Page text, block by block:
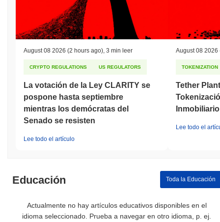
August 08 2026 (2 hours ago) 3 min leer
CRYPTO REGULATIONS US REGULATORS
La votación de la Ley CLARITY se
pospone hasta septiembre
mientras los demócratas del
Senado se resisten
Lee todo el artículo
August 08 2026
TOKENIZATION
Tether
Lee todo el
Educación Toda la Educación
Actualmente no hay artículos educativos disponibles en el
idioma seleccionado. Prueba a navegar en otro idioma, p. ej.